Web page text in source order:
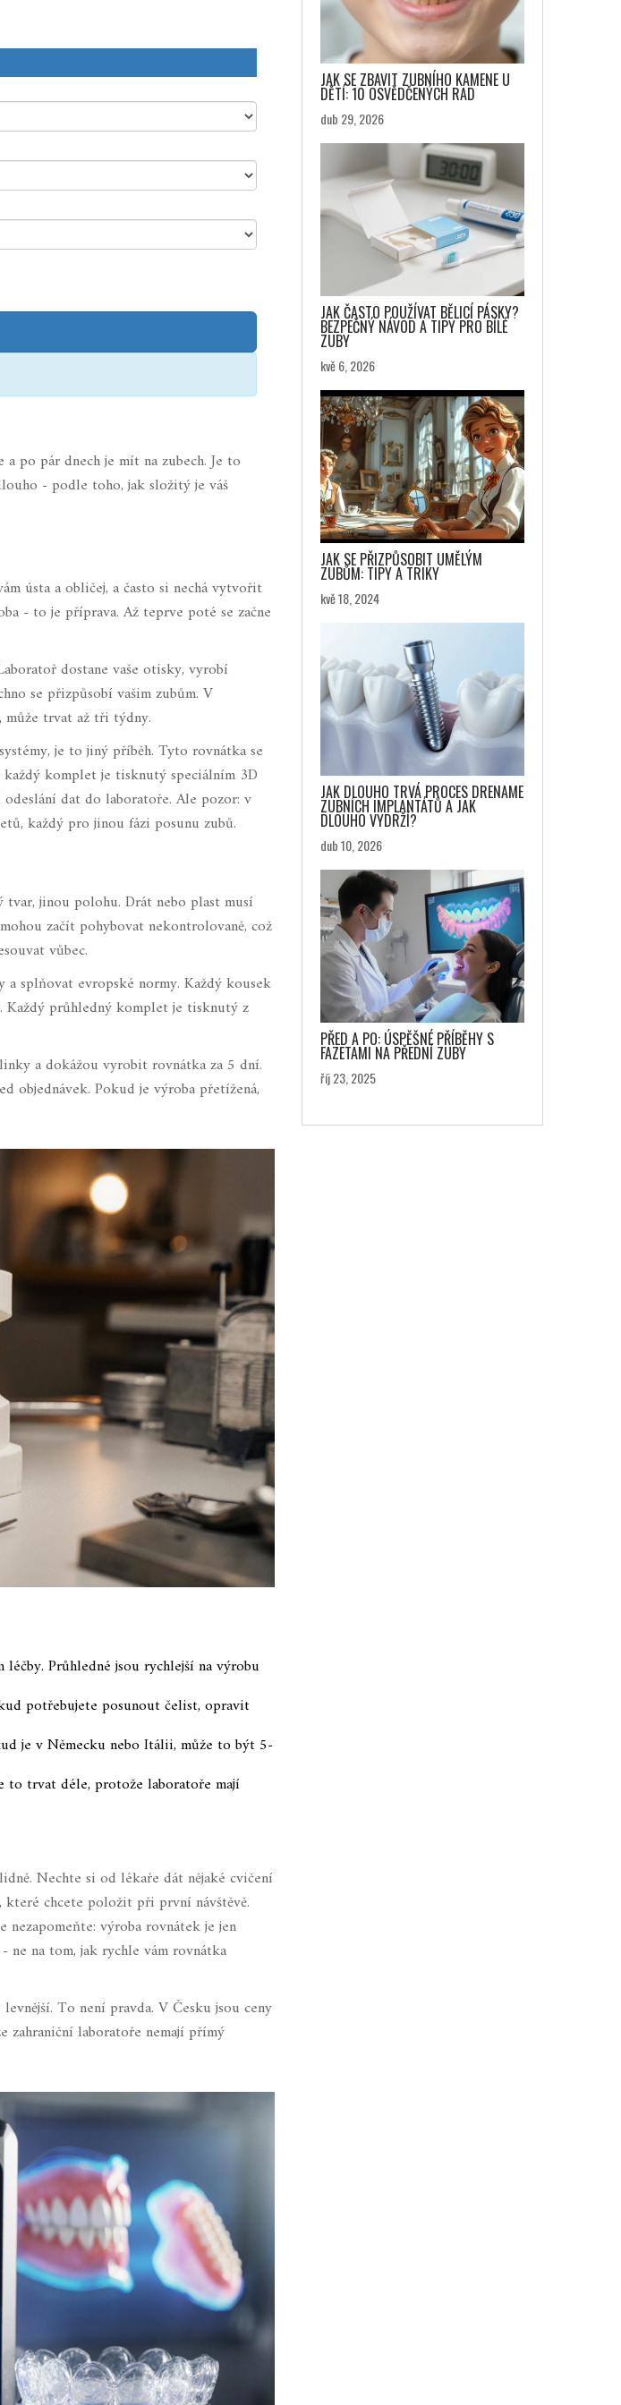
po pár dnech je mít na zubech. Je to
- podle toho, jak složitý je váš
ústa a obličej, a často si nechá vytvořit
- to je příprava. Až teprve poté se začne
dostane vaše otisky, vyrobí
se přizpůsobí vašim zubům. V
může trvat až tři týdny.
je to jiný příběh. Tyto rovnátka se
komplet je tisknutý speciálním 3D
dat do laboratoře. Ale pozor: v
každý pro jinou fázi posunu zubů.
jinou polohu. Drát nebo plast musí
začít pohybovat nekontrolovaně, což
vůbec.
splňovat evropské normy. Každý kousek
Každý průhledný komplet je tisknutý z
a dokážou vyrobit rovnátka za 5 dní.
Pokud je výroba přetížená,
Průhledné jsou rychlejší na výrobu
potřebujete posunout čelist, opravit
je v Německu nebo Itálii, může to být 5-
to trvat déle, protože laboratoře mají
Nechte si od lékaře dát nějaké cvičení
chcete položit při první návštěvě.
výroba rovnátek je jen
ne na tom, jak rychle vám rovnátka
To není pravda. V Česku jsou ceny
zahraniční laboratoře nemají přímý
JAK SE ZBAVIT ZUBNÍHO KAMENE U
DĚTÍ: 10 OSVĚDČENÝCH RAD
dub 29, 2026
JAK ČASTO POUŽÍVAT BĚLICÍ PÁSKY?
BEZPEČNÝ NÁVOD A TIPY PRO BÍLÉ
ZUBY
kvě 6, 2026
JAK SE PŘIZPŮSOBIT UMĚLÝM
ZUBŮM: TIPY A TRIKY
kvě 18, 2024
JAK DLOUHO TRVÁ PROCES DRENAME
ZUBNÍCH IMPLANTÁTŮ A JAK
DLOUHO VYDRŽÍ?
dub 10, 2026
PŘED A PO: ÚSPĚŠNÉ PŘÍBĚHY S
FAZETAMI NA PŘEDNÍ ZUBY
říj 23, 2025